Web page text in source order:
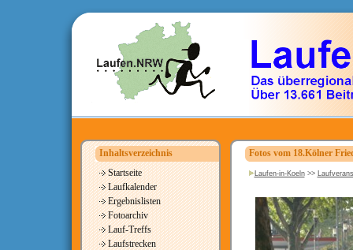
Inhaltsverzeichnis
Startseite
Laufkalender
Ergebnislisten
Fotoarchiv
Lauf-Treffs
Laufstrecken
Fotos vom 18.Kölner
Laufen-in-Koeln>>